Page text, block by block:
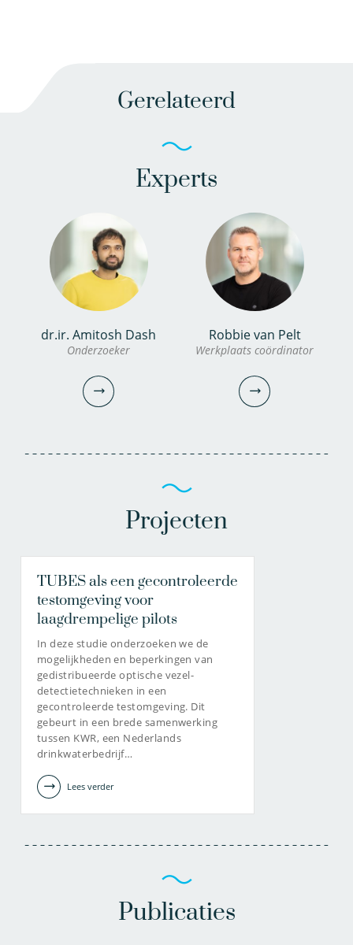
Gerelateerd
Experts
dr.ir. Amitosh Dash
Onderzoeker
dr.ir. Amitosh Dash
Onderzoeker
030-6069696
amitosh.dash@kwrwater.nl
bekijk profiel
Robbie van Pelt
Werkplaats coördinator
Robbie van Pelt
robbie.van.pelt@kwrwater.nl
Projecten
TUBES als een gecontroleerde
testomgeving voor
laagdrempelige pilots
In deze studie onderzoeken we de
mogelijkheden en beperkingen van
gedistribueerde optische vezel-
detectietechnieken in een
gecontroleerde testomgeving. Dit
gebeurt in een brede samenwerking
tussen KWR, een Nederlands
drinkwaterbedrijf…
Lees verder
Publicaties